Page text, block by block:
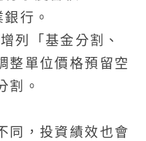
行。
列「基金分割、
整單位價格預留空
割。
同，投資績效也會